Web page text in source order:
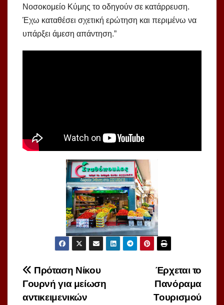
Νοσοκομείο Κύμης το οδηγούν σε κατάρρευση.
Έχω καταθέσει σχετική ερώτηση και περιμένω να
υπάρξει άμεση απάντηση.”
Πλοήγηση
άρθρων
Έρχεται το
Πανόραμα
Τουρισμού
Πρόταση Νίκου
Γουρνή για μείωση
αντικειμενικών